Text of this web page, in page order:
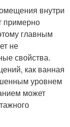
внутри
примерно
главным
не
свойства.
как ванная
уровнем
может